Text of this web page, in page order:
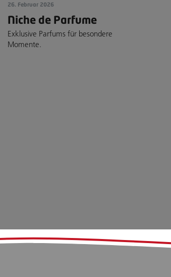
26. Februar 2026
Niche de Parfume
Exklusive Parfums für besondere
Momente.